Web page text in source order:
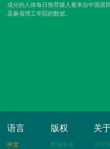
成分的人体每日推荐摄入量来自中国居
及麻省理工学院的数据。
语言
中文
版权
数据来源
关
关于